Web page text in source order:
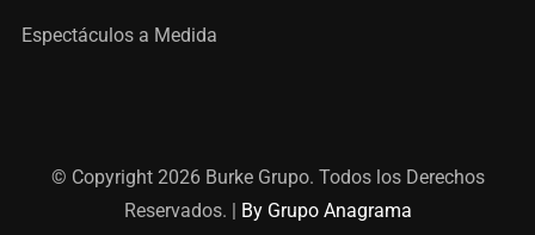
Espectáculos a Medida
© Copyright 2026 Burke Grupo. Todos los Derechos
Reservados. | By Grupo Anagrama